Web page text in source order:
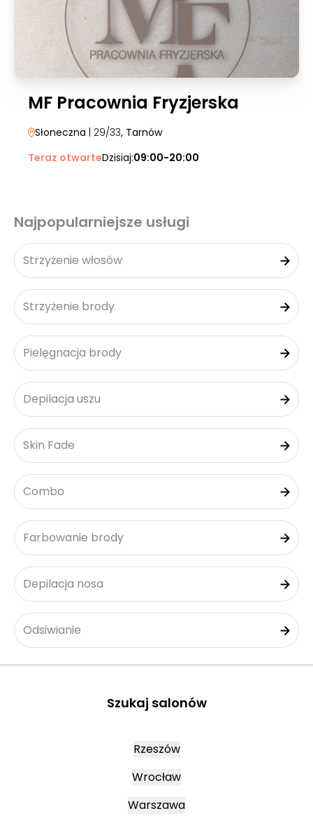
MF Pracownia Fryzjerska
Słoneczna | 29/33, Tarnów
Teraz otwarteDzisiaj:09:00-20:00
Najpopularniejsze usługi
Strzyżenie włosów
Strzyżenie brody
Pielęgnacja brody
Depilacja uszu
Skin Fade
Combo
Farbowanie brody
Depilacja nosa
Odsiwianie
Szukaj salonów
Rzeszów
Wrocław
Warszawa